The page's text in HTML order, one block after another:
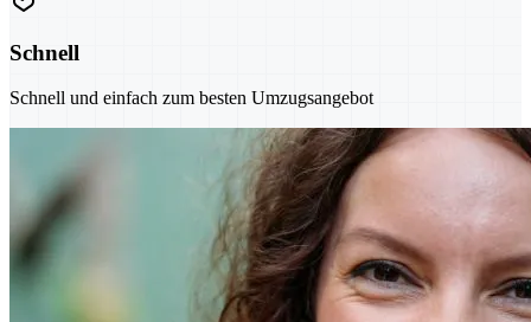
Schnell
Schnell und einfach zum besten Umzugsangebot